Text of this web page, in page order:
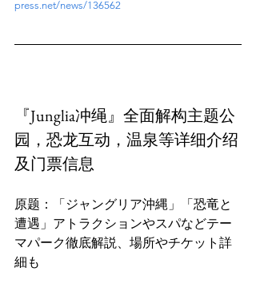
press.net/news/136562
『Junglia冲绳』全面解构主题公
园，恐龙互动，温泉等详细介绍
及门票信息
原题：「ジャングリア沖縄」「恐竜と
遭遇」アトラクションやスパなどテー
マパーク徹底解説、場所やチケット詳